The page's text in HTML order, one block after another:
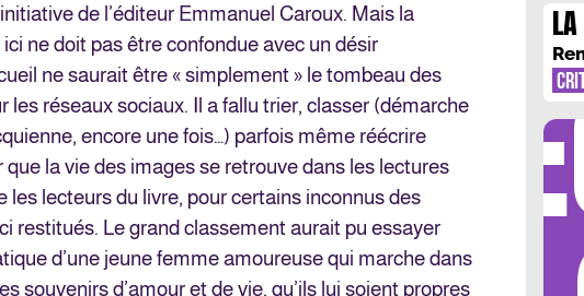
de l’éditeur Emmanuel Caroux. Mais la
ne doit pas être confondue avec un désir
ne saurait être « simplement » le tombeau des
les réseaux sociaux. Il a fallu trier, classer (démarche
encore une fois…) parfois même réécrire
la vie des images se retrouve dans les lectures
les lecteurs du livre, pour certains inconnus des
restitués. Le grand classement aurait pu essayer
d’une jeune femme amoureuse qui marche dans
souvenirs d’amour et de vie, qu’ils lui soient propres